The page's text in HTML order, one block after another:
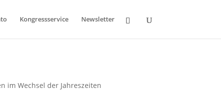
Kongressservice Newsletter
im Wechsel der Jahreszeiten